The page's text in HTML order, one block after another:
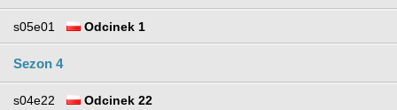
s05e01 Odcinek 1
Sezon 4
s04e22 Odcinek 22